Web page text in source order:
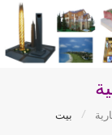
بيت /